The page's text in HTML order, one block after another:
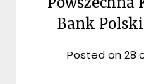
Bank
Posted on28